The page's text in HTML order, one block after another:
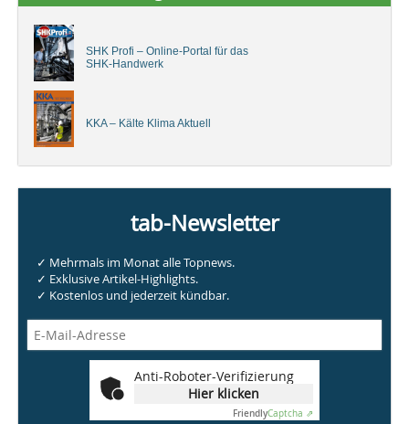
SHK Profi – Online-Portal für das
SHK-Handwerk
KKA – Kälte Klima Aktuell
tab-Newsletter
✓ Mehrmals im Monat alle Topnews.
✓ Exklusive Artikel-Highlights.
✓ Kostenlos und jederzeit kündbar.
Anti-Roboter-Verifizierung
Hier klicken
FriendlyCaptcha ⇗